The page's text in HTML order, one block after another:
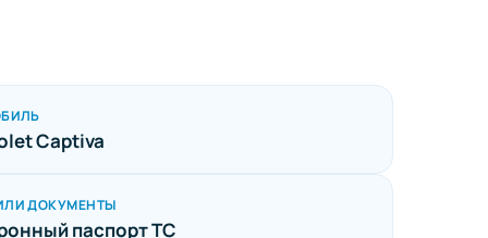
Captiva
ДОКУМЕНТЫ
паспорт ТС